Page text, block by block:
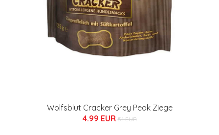
Wolfsblut Cracker Grey Peak Ziege
4.99 EUR 5.1 EUR